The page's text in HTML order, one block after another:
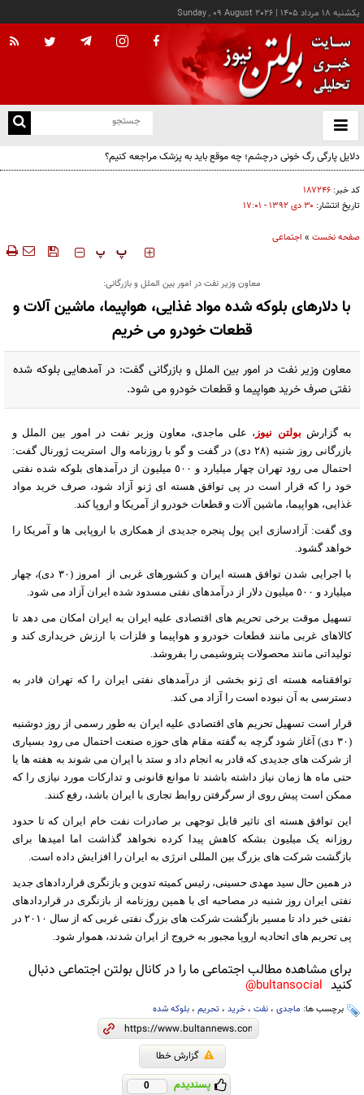
يکشنبه ۱۸ مرداد ۱۴۰۵ |
Sunday , 09 August 2026
باز
و
دلایل پارگی رگ خونی درچشم؛ چه موقع باید به پزشک مراجعه کنیم؟
کد خبر: ۱۸۷۲۴۶
تاریخ انتشار: ۳۰ دی ۱۳۹۲ - ۱۷:۰۱
صفحه نخست » اجتماعی
‍‍‍ پ پ
معاون وزیر نفت در امور بین الملل و بازرگانی:
با دلارهای بلوکه شده مواد غذایی، هواپیما، ماشین آلات و
قطعات خودرو می خریم
معاون وزیر نفت در امور بین الملل و بازرگانی گفت: در آمدهایی بلوکه شده
نفتی صرف خرید هواپیما و قطعات خودرو می شود.
به گزارش بولتن نیوز ، علی ماجدی، معاون وزیر نفت در امور بین الملل و
بازرگانی روز شنبه (٢٨ دی) در گفت و گو با روزنامه وال استریت ژورنال گفت:
احتمال می رود تهران چهار میلیارد و ٥٠٠ میلیون از درآمدهای بلوکه شده نفتی
خود را که قرار است در پی توافق هسته ای ژنو آزاد شود، صرف خرید مواد
غذایی، هواپیما، ماشین آلات و قطعات خودرو از آمریکا و اروپا کند.
وی گفت: آزادسازی این پول پنجره جدیدی از همکاری با اروپایی ها و آمریکا را
خواهد گشود.
با اجرایی شدن توافق هسته ایران و کشورهای غربی از
امروز (٣٠ دی)، چهار
میلیارد و ٥٠٠ میلیون دلار از درآمدهای نفتی مسدود شده ایران آزاد می شود.
تسهیل موقت برخی تحریم های اقتصادی علیه ایران به ایران امکان می دهد تا
کالاهای غربی مانند قطعات خودرو و هواپیما و فلزات با ارزش خریداری کند و
تولیداتی مانند محصولات پتروشیمی را بفروشد.
توافقنامه هسته ای ژنو بخشی از درآمدهای نفتی ایران را که تهران قادر به
دسترسی به آن نبوده است را آزاد می کند.
قرار است تسهیل تحریم های اقتصادی علیه ایران به طور رسمی از روز دوشنبه
(٣٠ دی) آغاز شود گرچه به گفته مقام های حوزه صنعت احتمال می رود بسیاری
از شرکت های جدیدی که قادر به انجام داد و ستد با ایران می شوند به هفته ها یا
حتی ماه ها زمان نیاز داشته باشند تا موانع قانونی و تدارکات مورد نیازی را که
ممکن است پیش روی از سرگرفتن روابط تجاری با ایران باشد، رفع کنند.
این توافق هسته ای تاثیر قابل توجهی بر صادرات نفت خام ایران که تا حدود
روزانه یک میلیون بشکه کاهش پیدا کرده نخواهد گذاشت اما امیدها برای
بازگشت شرکت های بزرگ بین المللی انرژی به ایران را افزایش داده است.
در همین حال سید مهدی حسینی، رئیس کمیته تدوین و بازنگری قراردادهای جدید
نفتی ایران روز شنبه در مصاحبه ای با همین روزنامه از بازنگری در قراردادهای
نفتی خبر داد تا مسیر بازگشت شرکت های بزرگ نفتی غربی که از سال ٢٠١٠ در
پی تحریم های اتحادیه اروپا مجبور به خروج از ایران شدند، هموار شود.
برای مشاهده مطالب اجتماعی ما را در کانال بولتن اجتماعی دنبال
کنید bultansocial@
برچسب ها: ماجدی ، نفت ، خرید ، تحریم ، بلوکه شده
گزارش خطا
پسندیدم 0